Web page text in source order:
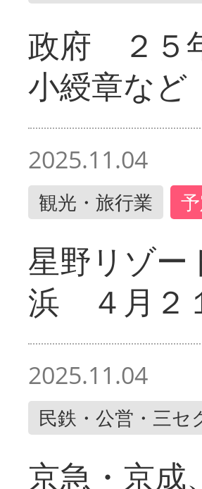
政府 ２５
小綬章など
2025.11.04
観光・旅行業
星野リゾ
浜 ４月２
2025.11.04
民鉄・公営・三セ
京急・京成